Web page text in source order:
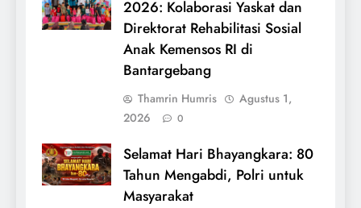
2026: Kolaborasi Yaskat dan
Direktorat Rehabilitasi Sosial
Anak Kemensos RI di
Bantargebang
Thamrin Humris
Agustus 1,
2026
0
Selamat Hari Bhayangkara: 80
Tahun Mengabdi, Polri untuk
Masyarakat